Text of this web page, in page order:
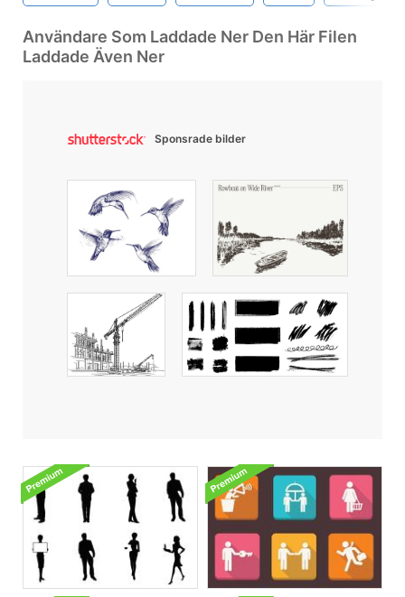
Användare Som Laddade Ner Den Här Filen
Laddade Även Ner
Sponsrade bilder